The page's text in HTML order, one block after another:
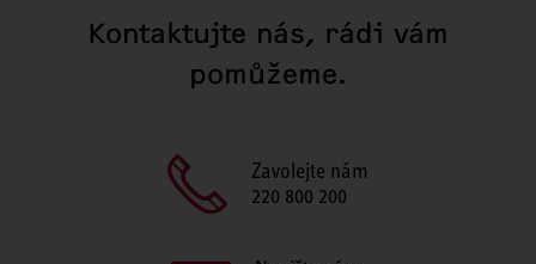
Kontaktujte nás, rádi vám
pomůžeme.
Zavolejte nám
220 800 200